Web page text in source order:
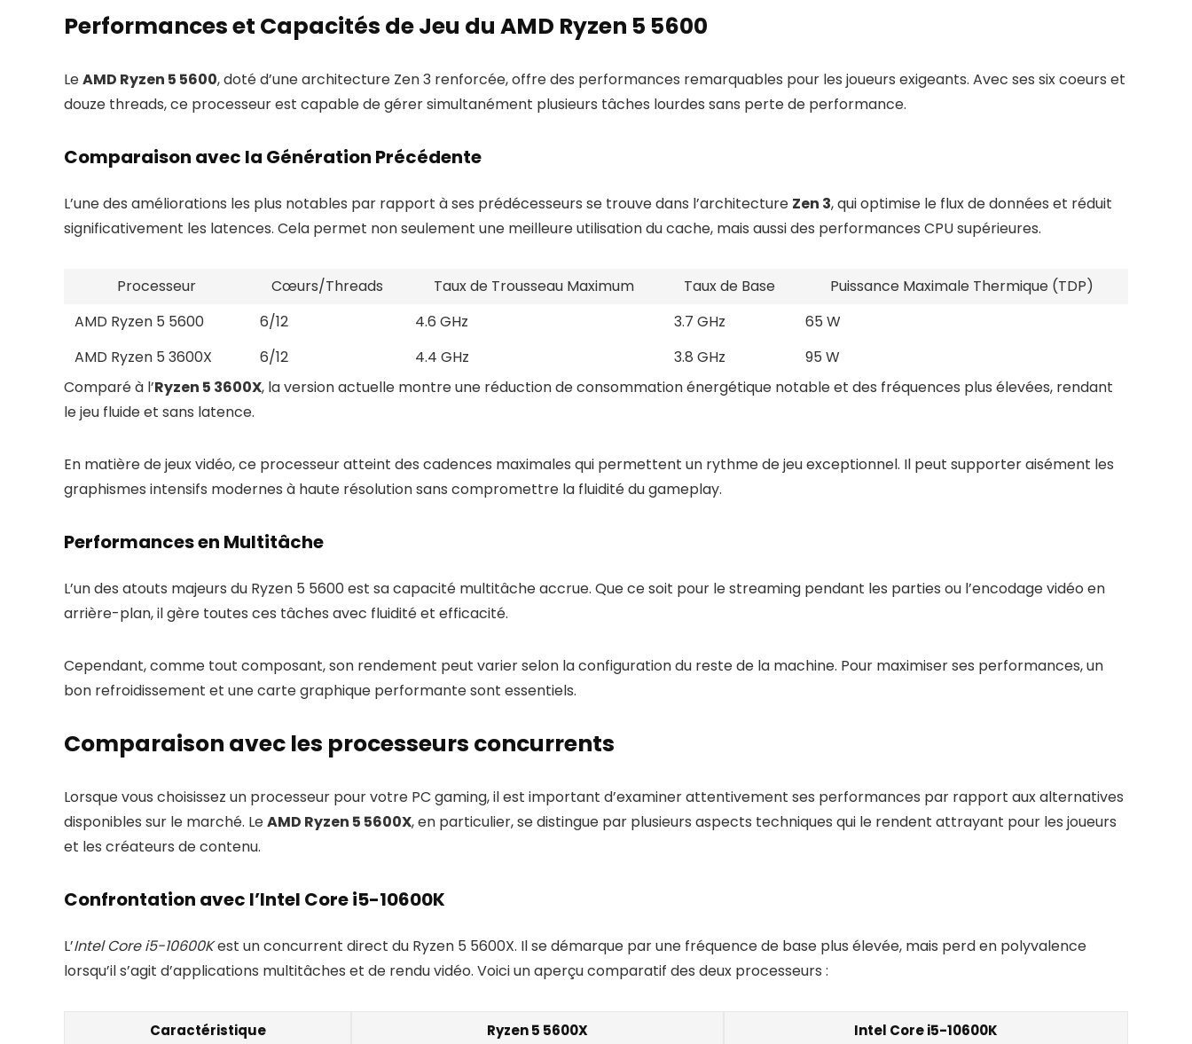
Performances et Capacités de Jeu du AMD Ryzen 5 5600
LeAMD Ryzen 5 5600, doté d’une architecture Zen 3 renforcée, offre des performances remarquables pour les joueurs exigeants. Avec ses six coeurs et
douze threads, ce processeur est capable de gérer simultanément plusieurs tâches lourdes sans perte de performance.
Comparaison avec la Génération Précédente
L’une des améliorations les plus notables par rapport à ses prédécesseurs se trouve dans l’architecture Zen 3, qui optimise le flux de données et réduit
significativement les latences. Cela permet non seulement une meilleure utilisation du cache, mais aussi des performances CPU supérieures.
Processeur Cœurs/Threads Taux de Trousseau Maximum Taux de Base
Puissance Maximale Thermique (TDP)
AMD Ryzen 5 5600
6/12 4.6 GHz 3.7 GHz
65 W
AMD Ryzen 5 3600X
6/12 4.4 GHz 3.8 GHz
95 W
Comparé à l’Ryzen 5 3600X, la version actuelle montre une réduction de consommation énergétique notable et des fréquences plus élevées, rendant
le jeu fluide et sans latence.
En matière de jeux vidéo, ce processeur atteint des cadences maximales qui permettent un rythme de jeu exceptionnel. Il peut supporter aisément les
graphismes intensifs modernes à haute résolution sans compromettre la fluidité du gameplay.
Performances en Multitâche
L’un des atouts majeurs du Ryzen 5 5600 est sa capacité multitâche accrue. Que ce soit pour le streaming pendant les parties ou l’encodage vidéo en
arrière-plan, il gère toutes ces tâches avec fluidité et efficacité.
Cependant, comme tout composant, son rendement peut varier selon la configuration du reste de la machine. Pour maximiser ses performances, un
bon refroidissement et une carte graphique performante sont essentiels.
Comparaison avec les processeurs concurrents
Lorsque vous choisissez un processeur pour votre PC gaming, il est important d’examiner attentivement ses performances par rapport aux alternatives
disponibles sur le marché. LeAMD Ryzen 5 5600X, en particulier, se distingue par plusieurs aspects techniques qui le rendent attrayant pour les joueurs
et les créateurs de contenu.
Confrontation avec l’Intel Core i5-10600K
L’Intel Core i5-10600Kest un concurrent direct du Ryzen 5 5600X. Il se démarque par une fréquence de base plus élevée, mais perd en polyvalence
lorsqu’il s’agit d’applications multitâches et de rendu vidéo. Voici un aperçu comparatif des deux processeurs :
Caractéristique Ryzen 5 5600X Intel Core i5-10600K